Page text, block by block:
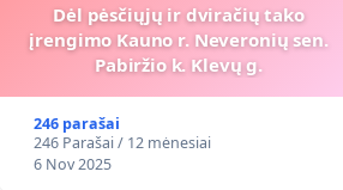
Dėl pėsčiųjų ir dviračių tako
įrengimo Kauno r. Neveronių sen.
Pabiržio k. Klevų g.
246 parašai
246 Parašai / 12 mėnesiai
6 Nov 2025